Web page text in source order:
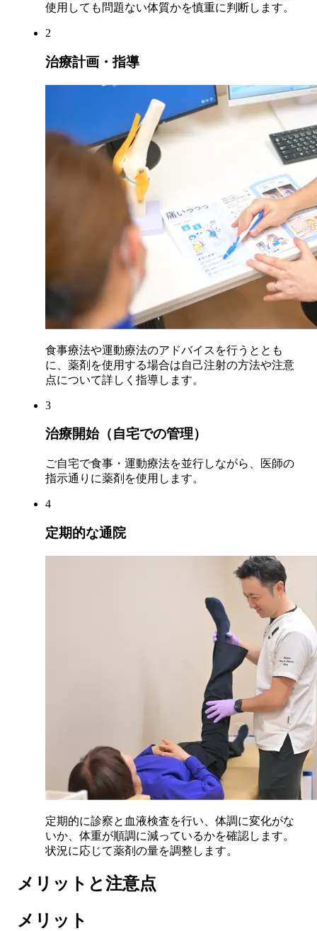
使用しても問題ない体質かを慎重に判断します。
2
治療計画・指導
食事療法や運動療法のアドバイスを行うととも
に、薬剤を使用する場合は自己注射の方法や注意
点について詳しく指導します。
3
治療開始（自宅での管理）
ご自宅で食事・運動療法を並行しながら、医師の
指示通りに薬剤を使用します。
4
定期的な通院
定期的に診察と血液検査を行い、体調に変化がな
いか、体重が順調に減っているかを確認します。
状況に応じて薬剤の量を調整します。
メリットと注意点
メリット